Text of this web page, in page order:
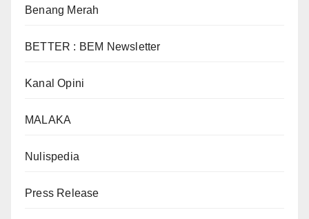
Benang Merah
BETTER : BEM Newsletter
Kanal Opini
MALAKA
Nulispedia
Press Release